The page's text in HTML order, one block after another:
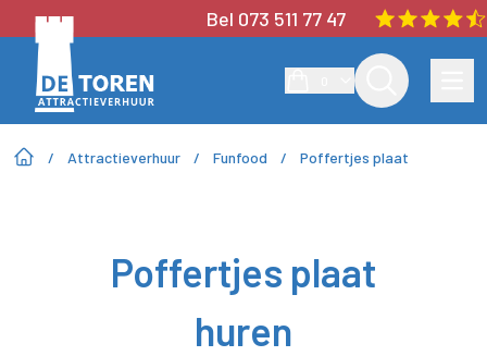
Bel 073 511 77 47
/ Attractieverhuur / Funfood / Poffertjes plaat
Poffertjes plaat
huren